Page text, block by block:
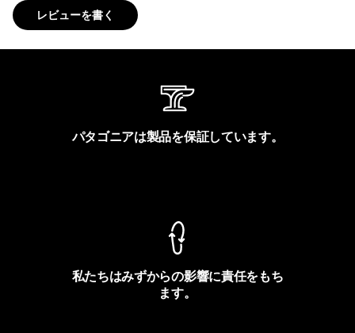
レビューを書く
パタゴニアは製品を保証しています。
私たちはみずからの影響に責任をもち
ます。